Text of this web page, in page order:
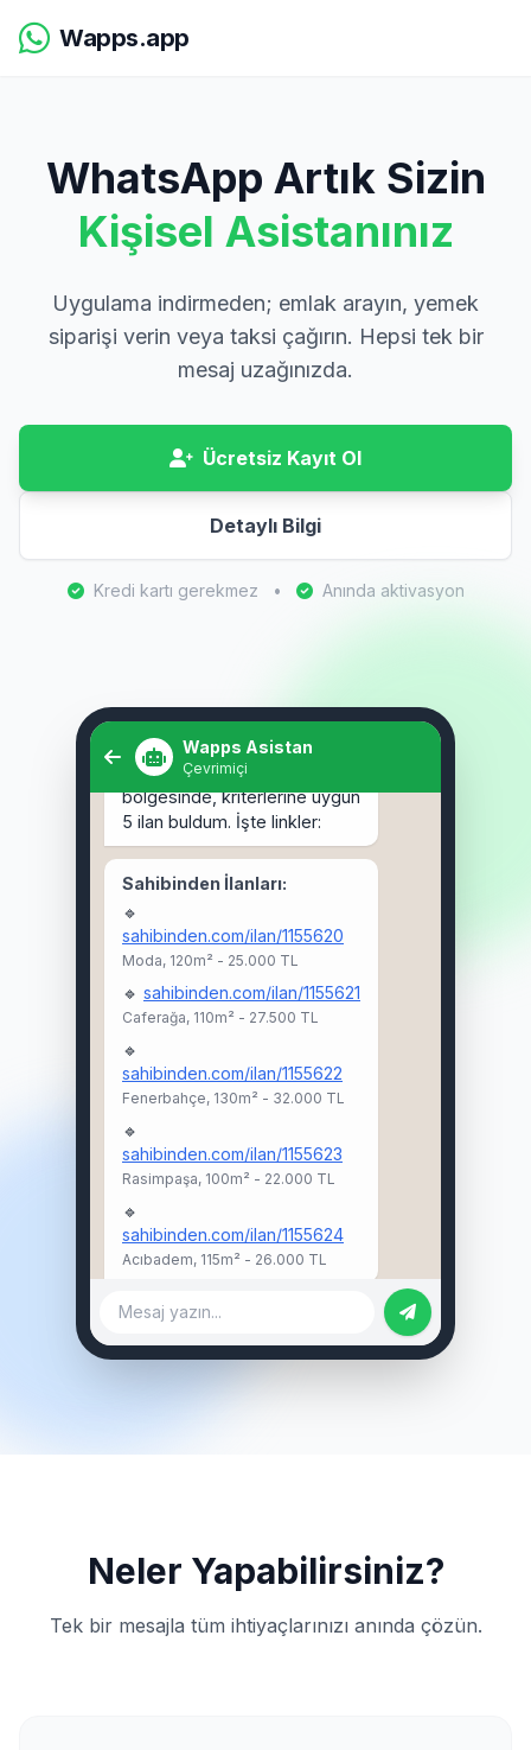
Wapps.app
WhatsApp Artık Sizin
Kişisel Asistanınız
Uygulama indirmeden; emlak arayın, yemek
siparişi verin veya taksi çağırın. Hepsi tek bir
mesaj uzağınızda.
Ücretsiz Kayıt Ol
Detaylı Bilgi
Kredi kartı gerekmez • Anında aktivasyon
Wapps Asistan
Çevrimiçi
ev arıyorum. 🏠
Selam Ahmet! 👋 Kadıköy
bölgesinde, kriterlerine uygun
5 ilan buldum. İşte linkler:
Sahibinden İlanları:
🔹
sahibinden.com/ilan/1155620
Moda, 120m² - 25.000 TL
🔹 sahibinden.com/ilan/1155621
Caferağa, 110m² - 27.500 TL
🔹
sahibinden.com/ilan/1155622
Fenerbahçe, 130m² - 32.000 TL
🔹
sahibinden.com/ilan/1155623
Rasimpaşa, 100m² - 22.000 TL
🔹
sahibinden.com/ilan/1155624
Acıbadem, 115m² - 26.000 TL
Mesaj yazın...
Neler Yapabilirsiniz?
Tek bir mesajla tüm ihtiyaçlarınızı anında çözün.